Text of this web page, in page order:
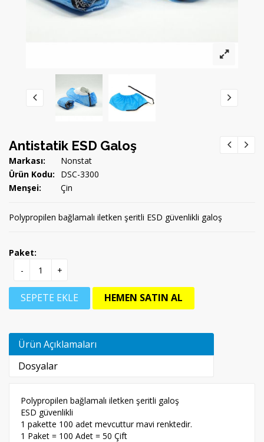
Antistatik ESD Galoş
Markası:
Nonstat
Ürün Kodu:
DSC-3300
Menşei:
Çin
Polypropilen bağlamalı iletken şeritli ESD güvenlikli galoş
Paket:
-
+
SEPETE EKLE HEMEN SATIN AL
Ürün Açıklamaları
Dosyalar
Polypropilen bağlamalı iletken şeritli galoş
ESD güvenlikli
1 pakette 100 adet mevcuttur mavi renktedir.
1 Paket = 100 Adet = 50 Çift